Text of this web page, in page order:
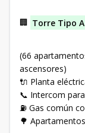
🏢 Torre Tipo A
(66
ascensores)
🔌 Planta
📞 Intercom
⛽ Gas común
🌳